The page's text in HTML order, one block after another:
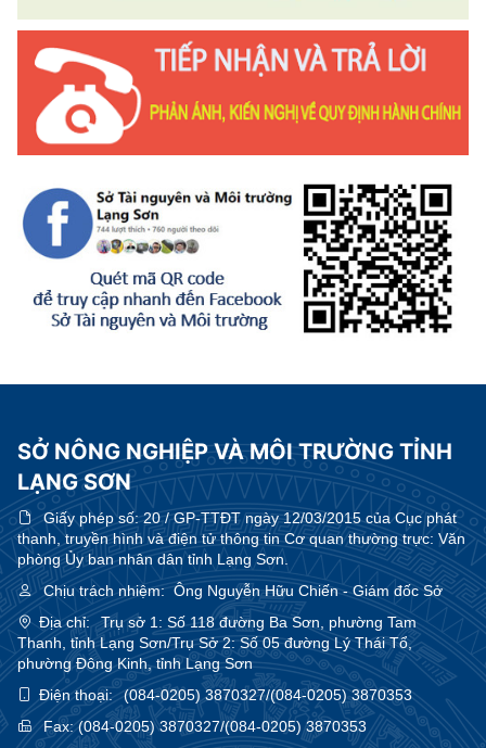
SỞ NÔNG NGHIỆP VÀ MÔI TRƯỜNG TỈNH
LẠNG SƠN
Giấy phép số:20 / GP-TTĐT ngày 12/03/2015 của Cục phát
thanh, truyền hình và điện tử thông tin Cơ quan thường trực: Văn
phòng Ủy ban nhân dân tỉnh Lạng Sơn.
Chịu trách nhiệm:Ông Nguyễn Hữu Chiến - Giám đốc Sở
Địa chỉ:
Trụ sở 1: Số 118 đường Ba Sơn, phường Tam
Thanh, tỉnh Lạng Sơn/Trụ Sở 2: Số 05 đường Lý Thái Tổ,
phường Đông Kinh, tỉnh Lạng Sơn
Điện thoại:
(084-0205) 3870327/(084-0205) 3870353
Fax:(084-0205) 3870327/(084-0205) 3870353